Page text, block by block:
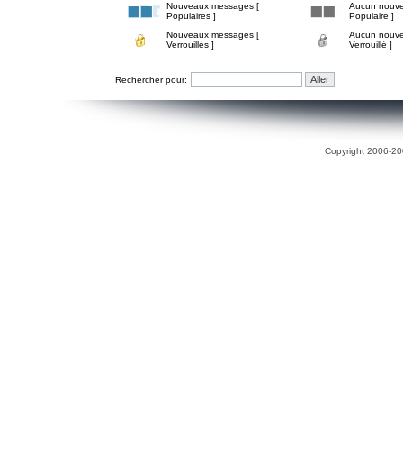
Nouveaux messages [
Populaires ]
Aucun
Populaire ]
Nouveaux messages [
Verrouillés ]
Aucun
Verrouillé ]
Rechercher pour:
Copyright 2006-